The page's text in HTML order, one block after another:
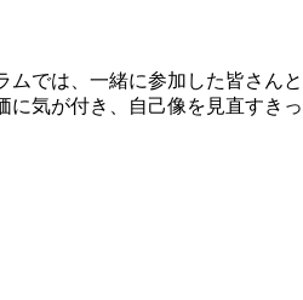
では、一緒に参加した皆さ
気が付き、自己像を見直すき